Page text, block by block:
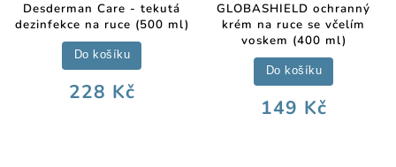
Desderman Care - tekutá
dezinfekce na ruce (500 ml)
228 Kč
Do košíku
GLOBASHIELD ochranný
krém na ruce se včelím
voskem (400 ml)
149 Kč
Do košíku